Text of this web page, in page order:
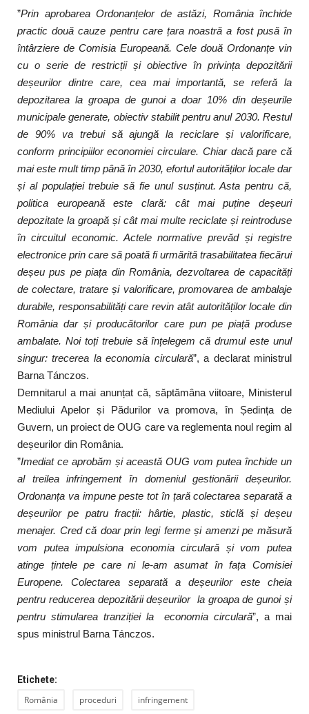
”Prin aprobarea Ordonanțelor de astăzi, România închide
practic două cauze pentru care țara noastră a fost pusă în
întârziere de Comisia Europeană. Cele două Ordonanțe vin
cu o serie de restricții și obiective în privința depozitării
deșeurilor dintre care, cea mai importantă, se referă la
depozitarea la groapa de gunoi a doar 10% din deșeurile
municipale generate, obiectiv stabilit pentru anul 2030. Restul
de 90% va trebui să ajungă la reciclare și valorificare,
conform principiilor economiei circulare. Chiar dacă pare că
mai este mult timp până în 2030, efortul autorităților locale dar
și al populației trebuie să fie unul susținut. Asta pentru că,
politica europeană este clară: cât mai puține deșeuri
depozitate la groapă și cât mai multe reciclate și reintroduse
în circuitul economic. Actele normative prevăd și registre
electronice prin care să poată fi urmărită trasabilitatea fiecărui
deșeu pus pe piața din România, dezvoltarea de capacități
de colectare, tratare și valorificare, promovarea de ambalaje
durabile, responsabilități care revin atât autorităților locale din
România dar și producătorilor care pun pe piață produse
ambalate. Noi toți trebuie să înțelegem că drumul este unul
singur: trecerea la economia circulară”, a declarat ministrul
Barna Tánczos.
Demnitarul a mai anunțat că, săptămâna viitoare, Ministerul
Mediului Apelor și Pădurilor va promova, în Ședința de
Guvern, un proiect de OUG care va reglementa noul regim al
deșeurilor din România.
”Imediat ce aprobăm și această OUG vom putea închide un
al treilea infringement în domeniul gestionării deșeurilor.
Ordonanța va impune peste tot în țară colectarea separată a
deșeurilor pe patru fracții: hârtie, plastic, sticlă și deșeu
menajer. Cred că doar prin legi ferme și amenzi pe măsură
vom putea impulsiona economia circulară și vom putea
atinge țintele pe care ni le-am asumat în fața Comisiei
Europene. Colectarea separată a deșeurilor este cheia
pentru reducerea depozitării deșeurilor la groapa de gunoi și
pentru stimularea tranziției la economia circulară”, a mai
spus ministrul Barna Tánczos.
Etichete:
România proceduri infringement